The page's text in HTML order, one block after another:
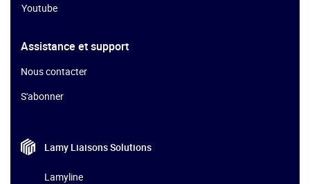
Youtube
Assistance et support
Nous contacter
S'abonner
Lamy LiaisonsSolutions
Lamyline